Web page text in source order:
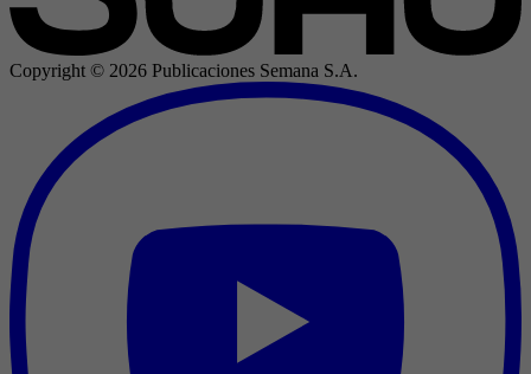
Copyright © 2026 Publicaciones Semana S.A.